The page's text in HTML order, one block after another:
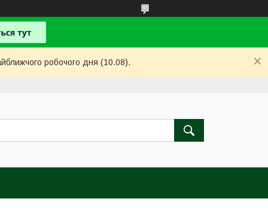
робочого дня (10.08).